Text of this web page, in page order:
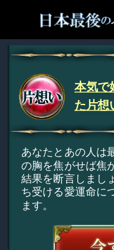
本気で
た片
あなたとあの人は
の胸を焦がせば焦
結果を断言しまし
ち受ける愛運命に
ます。